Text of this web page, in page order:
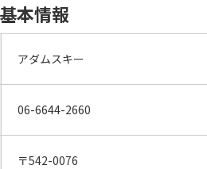
本情報
アダムスキー
06-6644-2660
〒542-0076